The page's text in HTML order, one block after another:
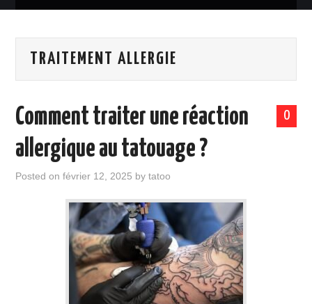
BLOG
ART ET CULTURE
INSPIRATION
SOINS DES TATOUAGES
TRAITEMENT ALLERGIE
0
Comment traiter une réaction
allergique au tatouage ?
Posted onfévrier 12, 2025 bytatoo